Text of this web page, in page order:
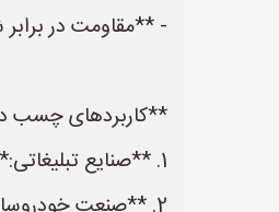
- **مقاومت در
**کاربردهای چسب
1. **صنایع تبلیغاتی:** برای نصب پوسترها، بنرها و تابلوها.